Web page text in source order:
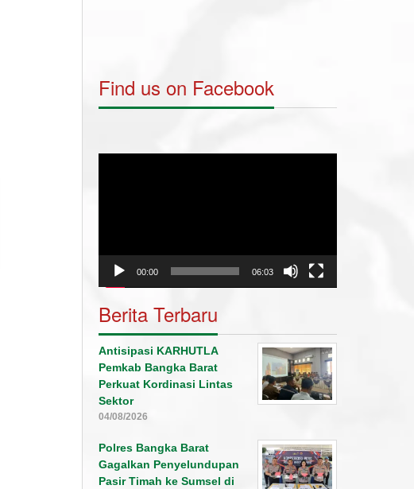
Find us on Facebook
00:00 06:03
Berita Terbaru
Antisipasi KARHUTLA
Pemkab Bangka Barat
Perkuat Kordinasi Lintas
Sektor
04/08/2026
Polres Bangka Barat
Gagalkan Penyelundupan
Pasir Timah ke Sumsel di